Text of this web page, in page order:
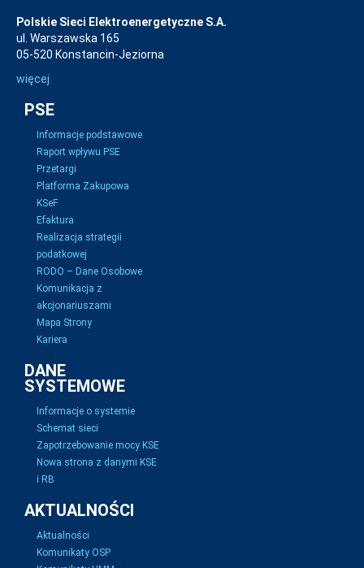
Polskie Sieci Elektroenergetyczne S.A.
ul. Warszawska 165
05-520 Konstancin-Jeziorna
więcej
PSE
Informacje podstawowe
Raport wpływu PSE
Przetargi
Platforma Zakupowa
KSeF
Efaktura
Realizacja strategii
podatkowej
RODO – Dane Osobowe
Komunikacja z
akcjonariuszami
Mapa Strony
Kariera
DANE
SYSTEMOWE
Informacje o systemie
Schemat sieci
Zapotrzebowanie mocy KSE
Nowa strona z danymi KSE
i RB
AKTUALNOŚCI
Aktualności
Komunikaty OSP